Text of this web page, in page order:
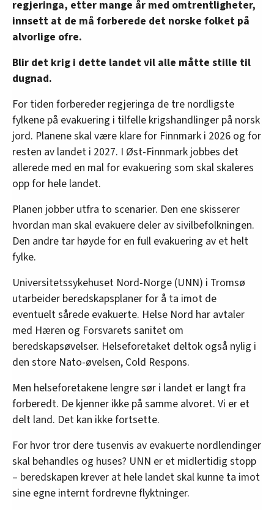
regjeringa, etter mange år med omtrentligheter,
innsett at de må forberede det norske folket på
alvorlige ofre.
Blir det krig i dette landet vil alle måtte stille til
dugnad.
For tiden forbereder regjeringa de tre nordligste
fylkene på evakuering i tilfelle krigshandlinger på norsk
jord. Planene skal være klare for Finnmark i 2026 og for
resten av landet i 2027. I Øst-Finnmark jobbes det
allerede med en mal for evakuering som skal skaleres
opp for hele landet.
Planen jobber utfra to scenarier. Den ene skisserer
hvordan man skal evakuere deler av sivilbefolkningen.
Den andre tar høyde for en full evakuering av et helt
fylke.
Universitetssykehuset Nord-Norge (UNN) i Tromsø
utarbeider beredskapsplaner for å ta imot de
eventuelt sårede evakuerte. Helse Nord har avtaler
med Hæren og Forsvarets sanitet om
beredskapsøvelser. Helseforetaket deltok også nylig i
den store Nato-øvelsen, Cold Respons.
Men helseforetakene lengre sør i landet er langt fra
forberedt. De kjenner ikke på samme alvoret. Vi er et
delt land. Det kan ikke fortsette.
For hvor tror dere tusenvis av evakuerte nordlendinger
skal behandles og huses? UNN er et midlertidig stopp
– beredskapen krever at hele landet skal kunne ta imot
sine egne internt fordrevne flyktninger.